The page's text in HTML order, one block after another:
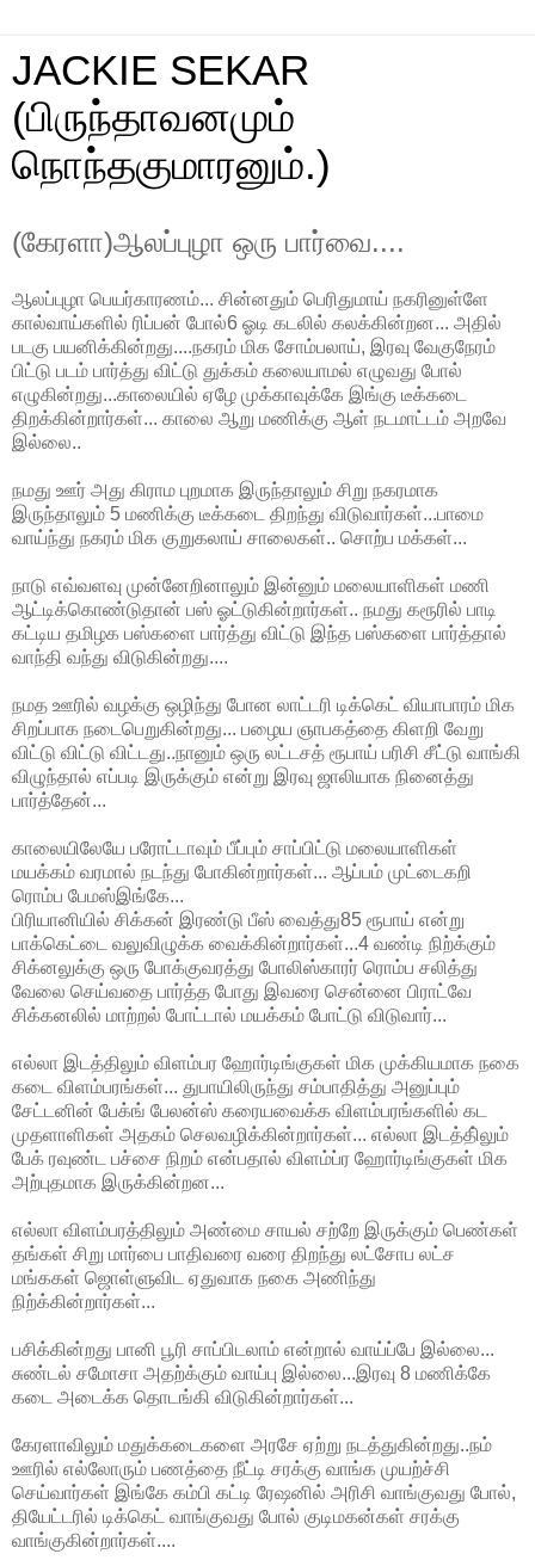
JACKIE SEKAR
(பிருந்தாவனமும்
நொந்தகுமாரனும்.)
(கேரளா)ஆலப்புழா ஒரு பார்வை....
ஆலப்புழா பெயர்காரணம்... சின்னதும் பெரிதுமாய் நகரினுள்ளே
கால்வாய்களில் ரிப்பன் போல்6 ஓடி கடலில் கலக்கின்றன... அதில்
படகு பயனிக்கின்றது....நகரம் மிக சோம்பலாய், இரவு வேகுநேரம்
பிட்டு படம் பார்த்து விட்டு துக்கம் கலையாமல் எழுவது போல்
எழுகின்றது...காலையில் ஏழே முக்காவுக்கே இங்கு டீக்கடை
திறக்கின்றார்கள்... காலை ஆறு மணிக்கு ஆள் நடமாட்டம் அறவே
இல்லை..
நமது ஊர் அது கிராம புறமாக இருந்தாலும் சிறு நகரமாக
இருந்தாலும் 5 மணிக்கு டீக்கடை திறந்து விடுவார்கள்...பாமை
வாய்ந்து நகரம் மிக குறுகலாய் சாலைகள்.. சொற்ப மக்கள்...
நாடு எவ்வளவு முன்னேறினாலும் இன்னும் மலையாளிகள் மணி
ஆட்டிக்கொண்டுதான் பஸ் ஓட்டுகின்றார்கள்.. நமது கரூரில் பாடி
கட்டிய தமிழக பஸ்களை பார்த்து விட்டு இந்த பஸ்களை பார்த்தால்
வாந்தி வந்து விடுகின்றது....
நமத ஊரில் வழக்கு ஒழிந்து போன லாட்டரி டிக்கெட் வியாபாரம் மிக
சிறப்பாக நடைபெறுகின்றது... பழைய ஞாபகத்தை கிளறி வேறு
விட்டு விட்டு விட்டது..நானும் ஒரு லட்டசத் ரூபாய் பரிசி சீட்டு வாங்கி
விழுந்தால் எப்படி இருக்கும் என்று இரவு ஜாலியாக நினைத்து
பார்த்தேன்...
காலையிலேயே பரோட்டாவும் பீப்பும் சாப்பிட்டு மலையாளிகள்
மயக்கம் வரமால் நடந்து போகின்றார்கள்... ஆப்பம் முட்டைகறி
ரொம்ப பேமஸ்இங்கே...
பிரியானியில் சிக்கன் இரண்டு பீஸ் வைத்து85 ரூபாய் என்று
பாக்கெட்டை வலுவிழுக்க வைக்கின்றார்கள்...4 வண்டி நிற்க்கும்
சிக்னலுக்கு ஒரு போக்குவரத்து போலிஸ்காரர் ரொம்ப சலித்து
வேலை செய்வதை பார்த்த போது இவரை சென்னை பிராட்வே
சிக்கனலில் மாற்றல் போட்டால் மயக்கம் போட்டு விடுவார்...
எல்லா இடத்திலும் விளம்பர ஹோர்டிங்குகள் மிக முக்கியமாக நகை
கடை விளம்பரங்கள்... துபாயிலிருந்து சம்பாதித்து அனுப்பும்
சேட்டனின் பேக்ங் பேலன்ஸ் கரையவைக்க விளம்பரங்களில் கட
முதளாளிகள் அதகம் செலவழிக்கின்றார்கள்... எல்லா இடத்தி்லும்
பேக் ரவுண்ட பச்சை நிறம் என்பதால் விளம்ப்ர ஹோர்டிங்குகள் மிக
அற்புதமாக இருக்கின்றன...
எல்லா விளம்பரத்திலும் அண்மை சாயல் சற்றே இருக்கும் பெண்கள்
தங்கள் சிறு மார்பை பாதிவரை வரை திறந்து லட்சோப லட்ச
மங்ககள் ஜொள்ளுவிட ஏதுவாக நகை அணிந்து
நிற்க்கின்றார்கள்...
பசிக்கின்றது பானி பூரி சாப்பிடலாம் என்றால் வாய்ப்பே இல்லை...
சுண்டல் சமோசா அதற்க்கும் வாய்பு இல்லை...இரவு 8 மணிக்கே
கடை அடைக்க தொடங்கி விடுகின்றார்கள்...
கேரளாவிலும் மதுக்கடைகளை அரசே ஏற்று நடத்துகின்றது..நம்
ஊரில் எல்லோரும் பணத்தை நீட்டி சரக்கு வாங்க முயற்ச்சி
செய்வார்கள் இங்கே கம்பி கட்டி ரேஷனில் அரிசி வாங்குவது போல்,
தியேட்டரில் டிக்கெட் வாங்குவது போல் குடிமகன்கள் சரக்கு
வாங்குகின்றார்கள்....